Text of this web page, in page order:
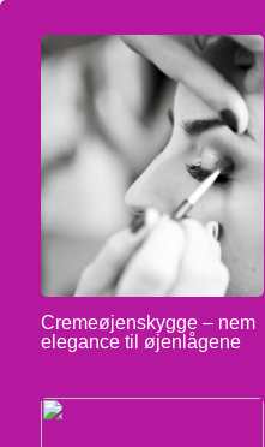
Cremeøjenskygge – nem
elegance til øjenlågene